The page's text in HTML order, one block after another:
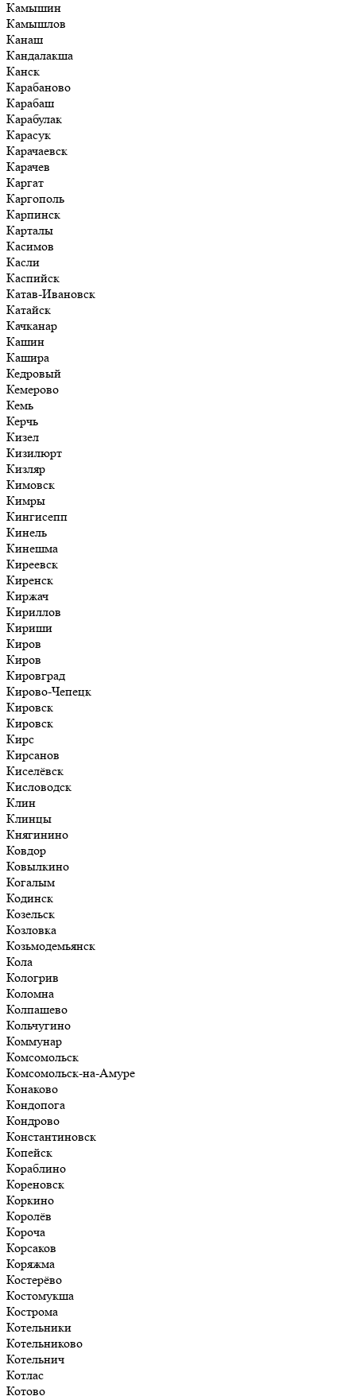
Камышин
Камышлов
Канаш
Кандалакша
Канск
Карабаново
Карабаш
Карабулак
Карасук
Карачаевск
Карачев
Каргат
Каргополь
Карпинск
Карталы
Касимов
Касли
Каспийск
Катав-Ивановск
Катайск
Качканар
Кашин
Кашира
Кедровый
Кемерово
Кемь
Керчь
Кизел
Кизилюрт
Кизляр
Кимовск
Кимры
Кингисепп
Кинель
Кинешма
Киреевск
Киренск
Киржач
Кириллов
Кириши
Киров
Киров
Кировград
Кирово-Чепецк
Кировск
Кировск
Кирс
Кирсанов
Киселёвск
Кисловодск
Клин
Клинцы
Княгинино
Ковдор
Ковылкино
Когалым
Кодинск
Козельск
Козловка
Козьмодемьянск
Кола
Кологрив
Коломна
Колпашево
Кольчугино
Коммунар
Комсомольск
Комсомольск-на-Амуре
Конаково
Кондопога
Кондрово
Константиновск
Копейск
Кораблино
Кореновск
Коркино
Королёв
Короча
Корсаков
Коряжма
Костерёво
Костомукша
Кострома
Котельники
Котельниково
Котельнич
Котлас
Котово